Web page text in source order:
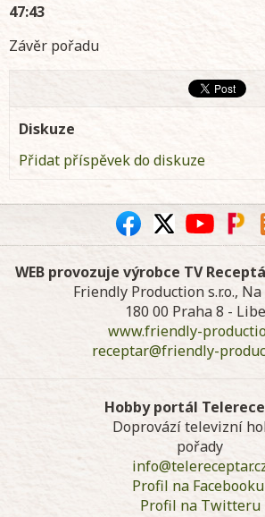
47:43
Závěr pořadu
Diskuze
Přidat příspěvek do diskuze
WEB provozuje výrobce TV
Friendly Production s.r.o.,
180 00 Praha 8 -
www.friendly-
receptar@friendly-
Hobby portál
Doprovází televizní
pořady
Profil na Facebooku
Profil na Twitteru